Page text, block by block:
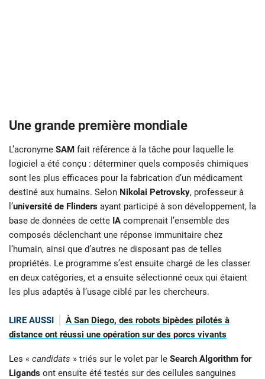
Une grande première mondiale
L’acronyme SAM fait référence à la tâche pour laquelle le
logiciel a été conçu : déterminer quels composés chimiques
sont les plus efficaces pour la fabrication d’un médicament
destiné aux humains. Selon Nikolai Petrovsky, professeur à
l’université de Flinders ayant participé à son développement, la
base de données de cette IA comprenait l’ensemble des
composés déclenchant une réponse immunitaire chez
l’humain, ainsi que d’autres ne disposant pas de telles
propriétés. Le programme s’est ensuite chargé de les classer
en deux catégories, et a ensuite sélectionné ceux qui étaient
les plus adaptés à l’usage ciblé par les chercheurs.
LIRE AUSSI
À San Diego, des robots bipèdes pilotés à
distance ont réussi une opération sur des porcs vivants
Les « candidats » triés sur le volet par le Search Algorithm for
Ligands ont ensuite été testés sur des cellules sanguines